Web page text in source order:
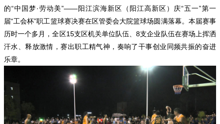
的“中国梦·劳动美”——阳江滨海新区（阳江高新区）庆“五一”第一
届“工会杯”职工篮球赛决赛在区管委会大院篮球场圆满落幕。本届赛事
历时一个多月，全区15支区机关单位队伍、8支企业队伍在赛场上挥洒
汗水、释放激情，赛出职工精气神，奏响了干事创业同频共振的奋进
乐章。